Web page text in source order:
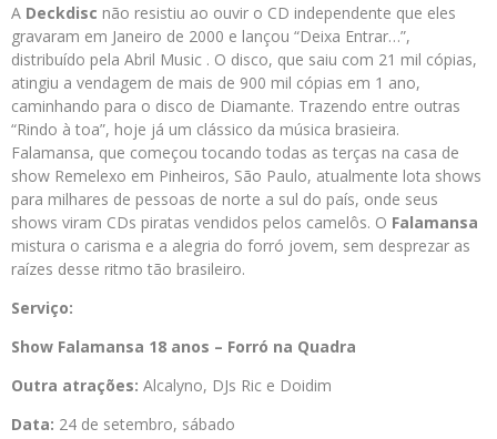
A Deckdisc não resistiu ao ouvir o CD independente que eles
gravaram em Janeiro de 2000 e lançou “Deixa Entrar…”,
distribuído pela Abril Music . O disco, que saiu com 21 mil cópias,
atingiu a vendagem de mais de 900 mil cópias em 1 ano,
caminhando para o disco de Diamante. Trazendo entre outras
“Rindo à toa”, hoje já um clássico da música brasieira.
Falamansa, que começou tocando todas as terças na casa de
show Remelexo em Pinheiros, São Paulo, atualmente lota shows
para milhares de pessoas de norte a sul do país, onde seus
shows viram CDs piratas vendidos pelos camelôs. O Falamansa
mistura o carisma e a alegria do forró jovem, sem desprezar as
raízes desse ritmo tão brasileiro.
Serviço:
Show Falamansa 18 anos – Forró na Quadra
Outra atrações: Alcalyno, DJs Ric e Doidim
Data: 24 de setembro, sábado